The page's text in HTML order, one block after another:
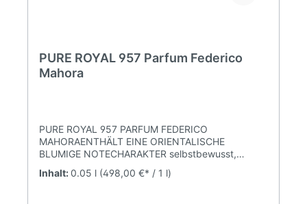
PURE ROYAL 957 Parfum Federico
Mahora
PURE ROYAL 957 PARFUM FEDERICO
MAHORAENTHÄLT EINE ORIENTALISCHE
BLUMIGE NOTECHARAKTER selbstbewusst,
rebellischDUFTNOTENKOPFNOTE Zimt,
OrangeHERZNOTE Myrrhe, Rose,
Inhalt: 0.05 l (498,00 €* / 1 l)